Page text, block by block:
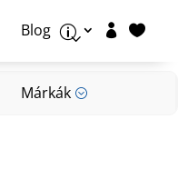
Blog p  
Márkák ;
Márkák;